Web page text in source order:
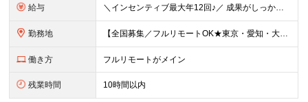
給与 ＼インセンティブ最大年12回♪／ 成果がしっかり収入に反映される給与制度です！ ■月給30万円＋インセンティブ（最大年12回） ★スキル、適性に応じて優遇 【試用期間について】 ・期間：6ヶ月 ・
勤務地 【全国募集／フルリモートOK★東京・愛知・大阪・福岡で積極採用中】 在宅勤務、または関東（東京）または中部（名古屋）、関西（大阪）九州（福岡）のプロジェクト先 ★フルリモート可（通勤不要） ★あなた
働き方 フルリモートがメイン
残業時間 10時間以内